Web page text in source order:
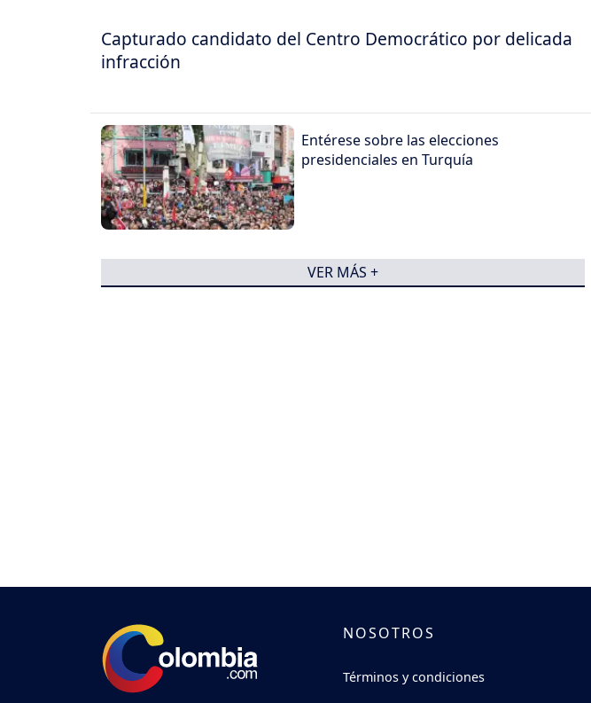
Capturado candidato del Centro Democrático por delicada
infracción
Entérese sobre las elecciones
presidenciales en Turquía
VER MÁS +
NOSOTROS
Términos y condiciones